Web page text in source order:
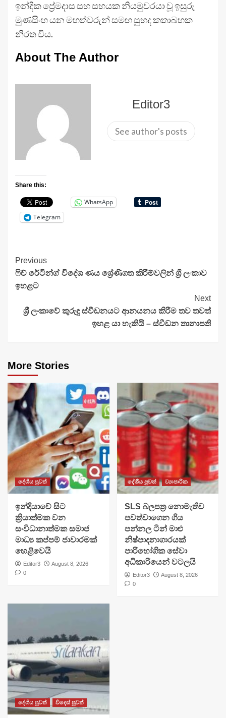
ඉන්දික ප්‍රේමදාස සහ සහයක නියමුවරයා වූ ඉසුරු
මුණසිංහ යන මහත්වරුන් සමඟ සුහද කතාබහක
නිරත විය.
About The Author
Editor3
See author's posts
Share this:
WhatsApp
Telegram
Continue
Reading
Previous
ෆිච් රේටින්ග් විදේශ ණය ශ්‍රේණිගත කිරීම්වලින් ශ්‍රී ලංකාව
ඉහළට
Next
ශ්‍රී ලංකාවේ කුරුඳු ස්වීඩනයට ආනයනය කිරීම තව තවත්
ඉහළ යා හැකියි – ස්වීඩන තානාපති
More Stories
දේශීය පුවත්
​ඉන්දියාවේ සිට
ක්‍රියාත්මක වන
සංවිධානාත්මක සමාජ
මාධ්‍ය කප්පම් ජාවාරමක්
හෙළිවෙයි
Editor3
August 8, 2026
0
දේශීය පුවත් ව්‍යාපාරික
SLS බලපත්‍ර නොමැතිව
පවත්වාගෙන ගිය
පන්නල ටින් මාළු
නිෂ්පාදනාගාරයක්
පාරිභෝගික සේවා
අධිකාරියෙන් වටලයි
Editor3
August 8, 2026
0
දේශීය පුවත් විදෙස් පුවත්